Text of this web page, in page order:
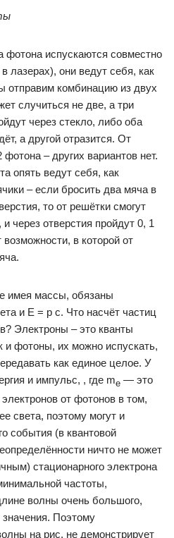
фотона испускаются совместно
лазерах), они ведут себя, как
отправим комбинацию из двух
случиться не две, а три
через стекло, либо оба
а другой отразится. От
– других вариантов нет.
опять ведут себя, как
– если бросить два мяча в
то от решётки смогут
через отверстия пройдут 0, 1
в которой от
имея массы, обязаны
и E = p c. Что насчёт частиц
Электроны – это кванты
и фотоны, их можно испускать,
как единое целое. У
и импульс, , где me — это
от фотонов в том,
света, поэтому могут и
события (в квантовой
ничто не может
стационарного электрона
частоты,
волны очень большого,
значения. Поэтому
на рис. не демонстрирует